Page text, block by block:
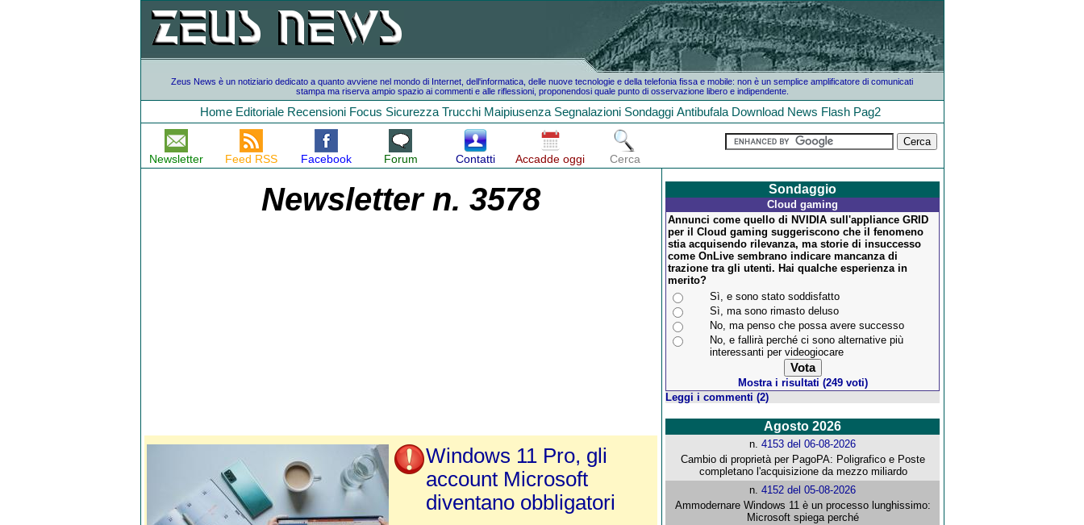
Zeus News è un notiziario dedicato a quanto avviene nel mondo di Internet, dell'informatica, delle nuove tecnologie e della telefonia fissa e mobile: non è un semplice amplificatore di comunicati
stampa ma riserva ampio spazio ai commenti e alle riflessioni, proponendosi quale punto di osservazione libero e indipendente.
Home Editoriale Recensioni Focus Sicurezza Trucchi Maipiusenza Segnalazioni Sondaggi Antibufala Download News Flash Pag2
Newsletter Feed RSS Facebook Forum Contatti Accadde oggi Cerca
Newsletter n. 3578
Windows 11 Pro, gli
account Microsoft
diventano obbligatori
Sondaggio
Cloud gaming
Annunci come quello di NVIDIA sull'appliance GRID
per il Cloud gaming suggeriscono che il fenomeno
stia acquisendo rilevanza, ma storie di insuccesso
come OnLive sembrano indicare mancanza di
trazione tra gli utenti. Hai qualche esperienza in
merito?
Sì, e sono stato soddisfatto
Sì, ma sono rimasto deluso
No, ma penso che possa avere successo
No, e fallirà perché ci sono alternative più
interessanti per videogiocare
Mostra i risultati (249 voti)
Leggi i commenti (2)
Agosto 2026
n.4153 del 06-08-2026
Cambio di proprietà per PagoPA: Poligrafico e Poste
completano l'acquisizione da mezzo miliardo
n.4152 del 05-08-2026
Ammodernare Windows 11 è un processo lunghissimo:
Microsoft spiega perché